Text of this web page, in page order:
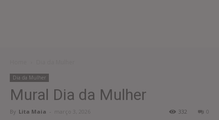
Dia da Mulher
Mural Dia da Mulher
By Lita Maia - março 3, 2026 0
332